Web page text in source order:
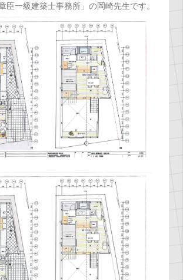
臣一級建築士事務所」の岡崎先生です。